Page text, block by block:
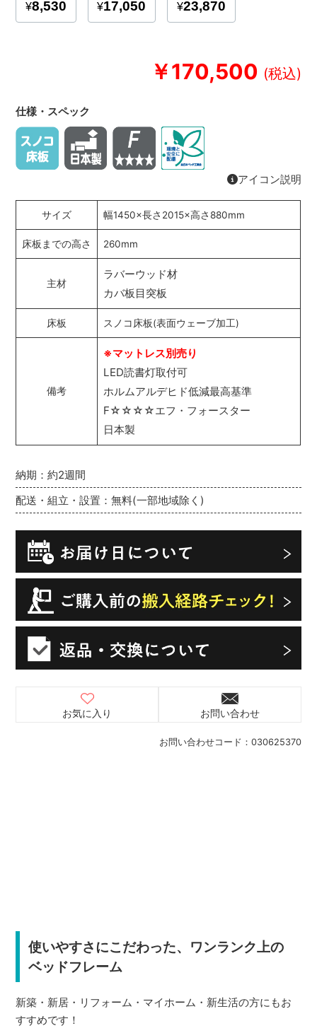
￥170,500
お問い合わせコード： 030625370
納期：約2週間
配送・組立・設置：無料(一部地域除く)
お気に入り お問い合わせ
使いやすさにこだわった、ワンランク上の
ベッドフレーム
新築・新居・リフォーム・マイホーム・新生活の方にもお
すすめです！
仕様・スペック
アイコン説明
サイズ 幅1450×長さ2015×高さ880mm
床板までの高さ 260mm
主材
ラバーウッド材
カバ板目突板
床板 スノコ床板(表面ウェーブ加工)
備考
※マットレス別売り
LED読書灯取付可
ホルムアルデヒド低減最高基準
F☆☆☆☆エフ・フォースター
日本製